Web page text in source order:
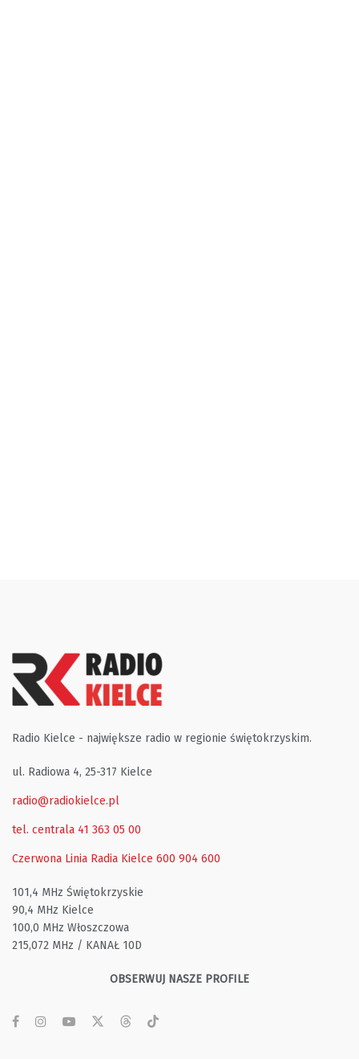
Radio Kielce - największe radio w regionie świętokrzyskim.
ul. Radiowa 4, 25-317 Kielce
radio@radiokielce.pl
tel. centrala 41 363 05 00
Czerwona Linia Radia Kielce 600 904 600
101,4 MHz Świętokrzyskie
90,4 MHz Kielce
100,0 MHz Włoszczowa
215,072 MHz / KANAŁ 10D
OBSERWUJ NASZE PROFILE